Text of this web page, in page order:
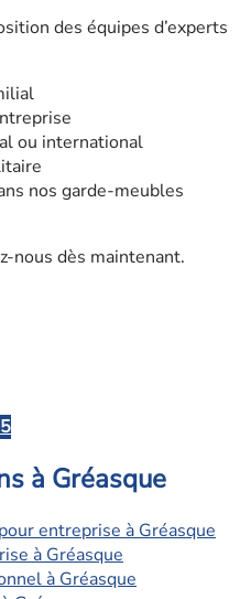
des équipes d’experts
ou international
nos garde-meubles
nous dès maintenant.
à Gréasque
entreprise à Gréasque
à Gréasque
à Gréasque